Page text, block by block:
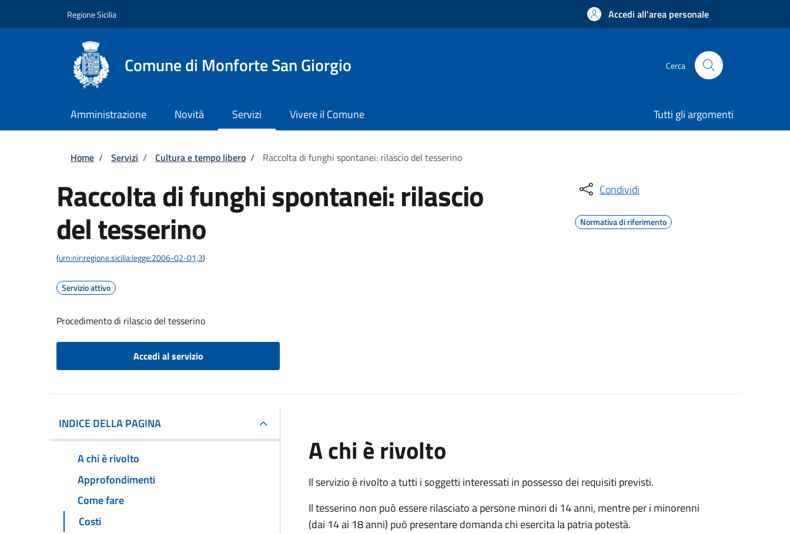
Regione Sicilia Accedi all'area personale
Comune di Monforte San Giorgio Cerca
Amministrazione Novità Servizi Vivere il Comune Tutti gli argomenti
Briciole di pane
Home / Servizi / Cultura e tempo libero / Raccolta di funghi spontanei: rilascio del tesserino
Raccolta di funghi spontanei: rilascio
del tesserino
(urn:nir:regione.sicilia:legge:2006-02-01;3)
Servizio attivo
Procedimento di rilascio del tesserino
Accedi al servizio
Condividi
Normativa di riferimento
INDICE DELLA PAGINA
A chi è rivolto
Approfondimenti
Come fare
Costi
A chi è rivolto
Il servizio è rivolto a tutti i soggetti interessati in possesso dei requisiti previsti.
Il tesserino non può essere rilasciato a persone minori di 14 anni, mentre per i minorenni
(dai 14 ai 18 anni) può presentare domanda chi esercita la patria potestà.